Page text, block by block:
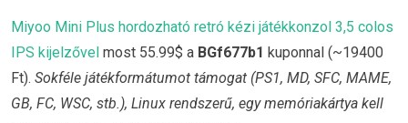
Miyoo Mini Plus hordozható retró kézi játékkonzol 3,5 colos
IPS kijelzővel most 55.99$ a BGf677b1 kuponnal (~19400
Ft). Sokféle játékformátumot támogat (PS1, MD, SFC, MAME,
GB, FC, WSC, stb.), Linux rendszerű, egy memóriakártya kell